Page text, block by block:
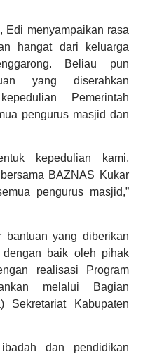
Edi menyampaikan rasa
hangat dari keluarga
Beliau pun
yang diserahkan
Pemerintah
pengurus masjid dan
kepedulian kami,
BAZNAS Kukar
pengurus masjid,”
bantuan yang diberikan
dengan baik oleh pihak
realisasi Program
melalui Bagian
Sekretariat Kabupaten
dan pendidikan